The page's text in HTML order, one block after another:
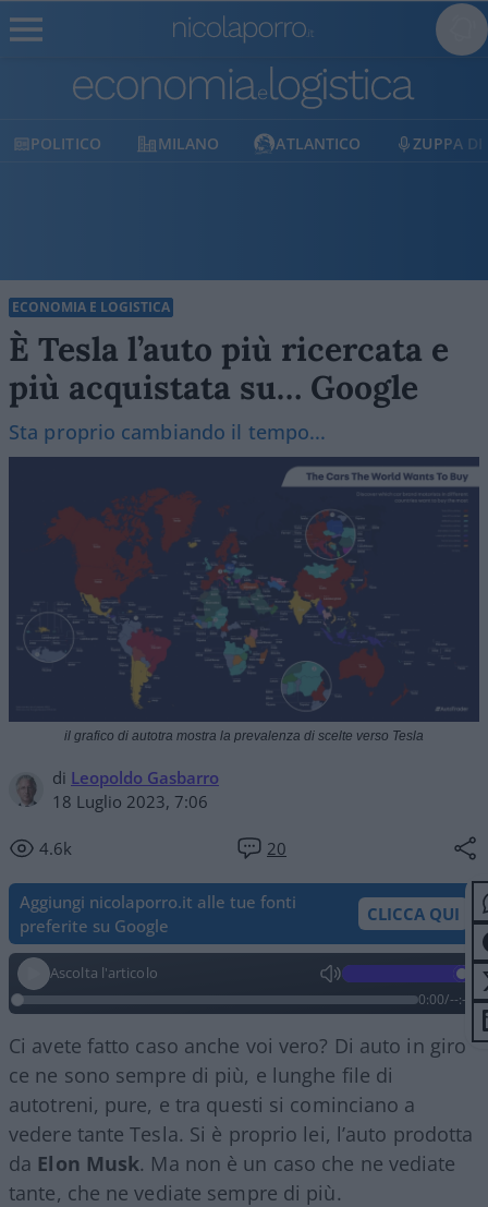
MILANO ATLANTICO ZUPPA DI PORRO
ECONOMIA E LOGISTICA
È Tesla l’auto più ricercata e
più acquistata su… Google
Sta proprio cambiando il tempo...
di Leopoldo Gasbarro
18 Luglio 2023, 7:06
4.6k 20
il grafico di autotra mostra la prevalenza di scelte verso Tesla
Aggiungi nicolaporro.it alle tue fonti
preferite su Google
CLICCA QUI
Ascolta l'articolo
0:00/--:--
Ci avete fatto caso anche voi vero? Di auto in giro
ce ne sono sempre di più, e lunghe file di
autotreni, pure, e tra questi si cominciano a
vedere tante Tesla. Si è proprio lei, l’auto prodotta
da Elon Musk. Ma non è un caso che ne vediate
tante, che ne vediate sempre di più.